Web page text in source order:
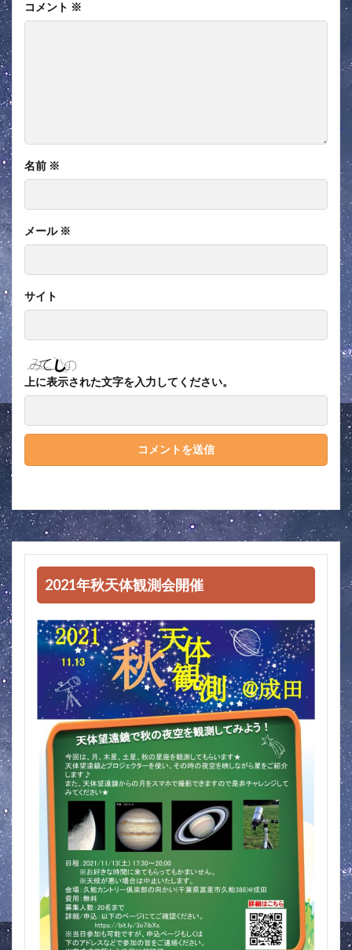
コメント ※
名前 ※
メール ※
サイト
上に表示された文字を入力してください。
2021年秋天体観測会開催